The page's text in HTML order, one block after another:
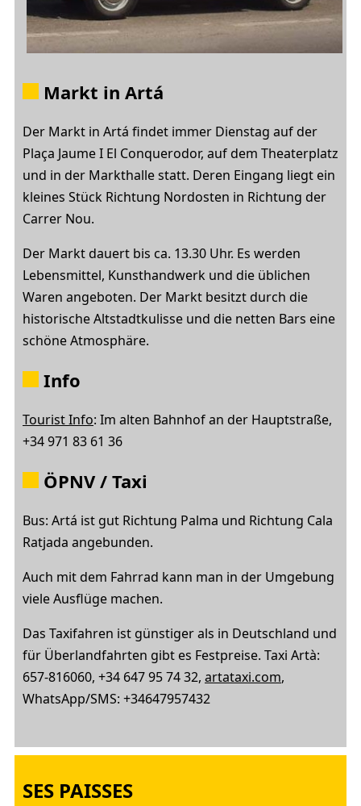
Markt in Artá
Der Markt in Artá findet immer Dienstag auf der
Plaça Jaume I El Conquerodor, auf dem Theaterplatz
und in der Markthalle statt. Deren Eingang liegt ein
kleines Stück Richtung Nordosten in Richtung der
Carrer Nou.
Der Markt dauert bis ca. 13.30 Uhr. Es werden
Lebensmittel, Kunsthandwerk und die üblichen
Waren angeboten. Der Markt besitzt durch die
historische Altstadtkulisse und die netten Bars eine
schöne Atmosphäre.
Info
Tourist Info: Im alten Bahnhof an der Hauptstraße,
+34 971 83 61 36
ÖPNV / Taxi
Bus: Artá ist gut Richtung Palma und Richtung Cala
Ratjada angebunden.
Auch mit dem Fahrrad kann man in der Umgebung
viele Ausflüge machen.
Das Taxifahren ist günstiger als in Deutschland und
für Überlandfahrten gibt es Festpreise. Taxi Artà:
657-816060, +34 647 95 74 32, artataxi.com,
WhatsApp/SMS: +34647957432
SES PAISSES